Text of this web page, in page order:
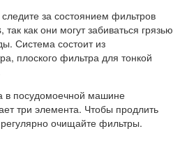
за состоянием фильтров
как они могут забиваться грязью
Система состоит из
плоского фильтра для тонкой
в посудомоечной машине
три элемента. Чтобы продлить
очищайте фильтры.